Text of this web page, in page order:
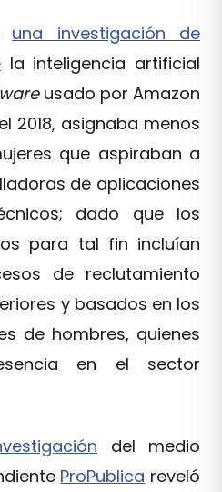
una investigación de
la inteligencia artificial
usado por Amazon
2018, asignaba menos
que aspiraban a
de aplicaciones
dado que los
para tal fin incluían
de reclutamiento
y basados en los
de hombres, quienes
en el sector
del medio
ProPublica reveló